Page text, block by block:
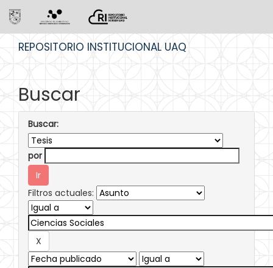
REPOSITORIO INSTITUCIONAL UAQ
Buscar
Buscar:
por
Filtros actuales: